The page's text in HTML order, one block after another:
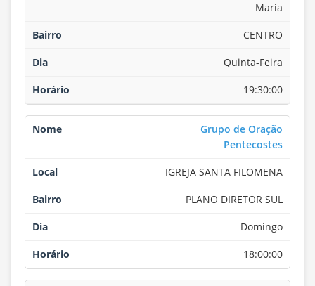
Maria
CENTRO
Quinta-Feira
19:30:00
Grupo de Oração
Pentecostes
IGREJA SANTA FILOMENA
PLANO DIRETOR SUL
Domingo
18:00:00